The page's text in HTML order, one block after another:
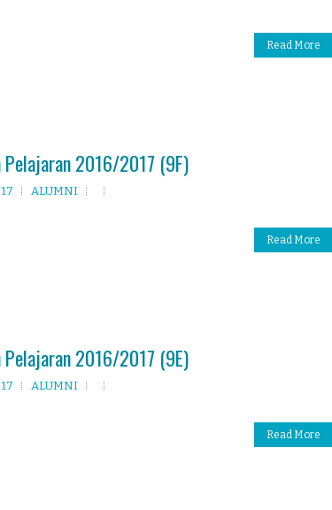
Read More
Pelajaran 2016/2017 (9F)
ALUMNI
Read More
Pelajaran 2016/2017 (9E)
ALUMNI
Read More